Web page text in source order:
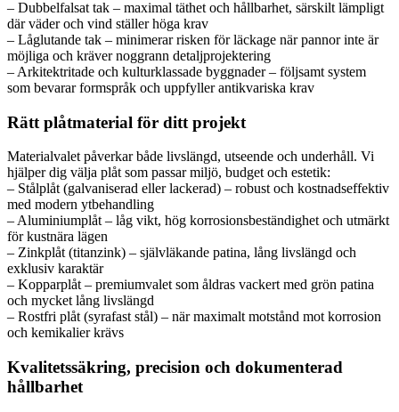
– Dubbelfalsat tak – maximal täthet och hållbarhet, särskilt lämpligt
där väder och vind ställer höga krav
– Låglutande tak – minimerar risken för läckage när pannor inte är
möjliga och kräver noggrann detaljprojektering
– Arkitektritade och kulturklassade byggnader – följsamt system
som bevarar formspråk och uppfyller antikvariska krav
Rätt plåtmaterial för ditt projekt
Materialvalet påverkar både livslängd, utseende och underhåll. Vi
hjälper dig välja plåt som passar miljö, budget och estetik:
– Stålplåt (galvaniserad eller lackerad) – robust och kostnadseffektiv
med modern ytbehandling
– Aluminiumplåt – låg vikt, hög korrosionsbeständighet och utmärkt
för kustnära lägen
– Zinkplåt (titanzink) – självläkande patina, lång livslängd och
exklusiv karaktär
– Kopparplåt – premiumvalet som åldras vackert med grön patina
och mycket lång livslängd
– Rostfri plåt (syrafast stål) – när maximalt motstånd mot korrosion
och kemikalier krävs
Kvalitetssäkring, precision och dokumenterad
hållbarhet